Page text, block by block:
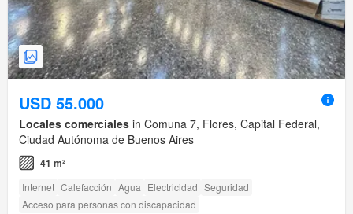
USD 55.000
Locales comerciales in Comuna 7, Flores, Capital Federal,
Ciudad Autónoma de Buenos Aires
41 m²
Internet Calefacción Agua Electricidad Seguridad
Acceso para personas con discapacidad